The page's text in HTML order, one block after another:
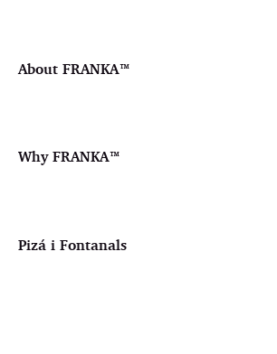
About FRANKA™️
Why FRANKA™️
Pizá i Fontanals